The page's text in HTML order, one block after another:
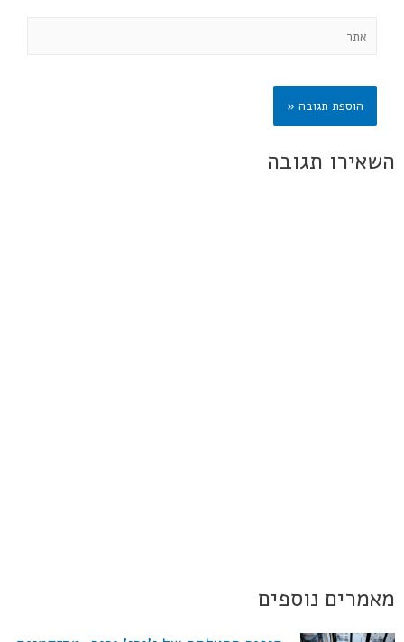
מאמרים נוספים
השאירו תגובה